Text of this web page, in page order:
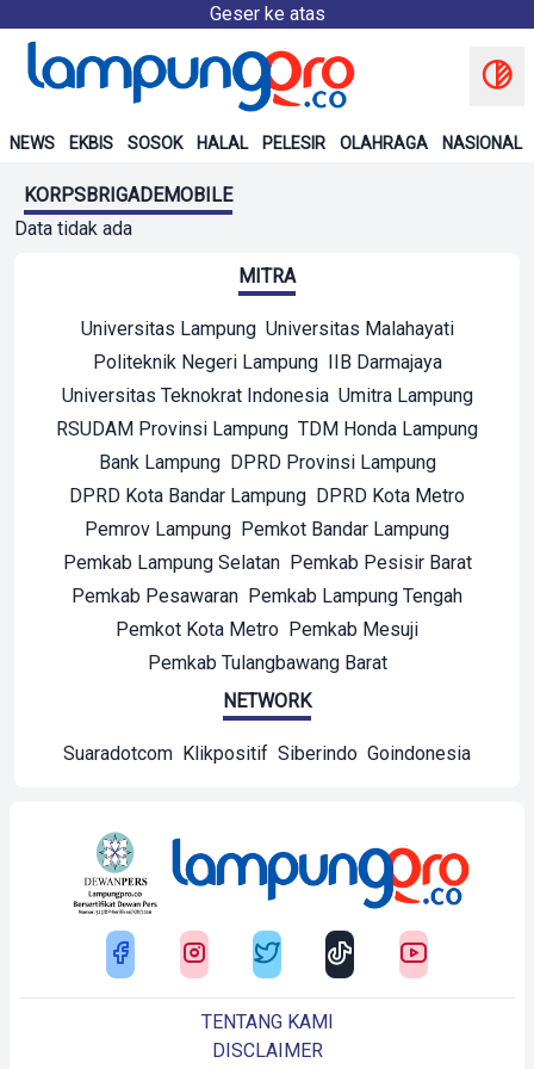
Geser ke atas
NEWS EKBIS SOSOK HALAL PELESIR OLAHRAGA NASIONAL
KORPSBRIGADEMOBILE
Data tidak ada
MITRA
Universitas Lampung Universitas Malahayati
Politeknik Negeri Lampung IIB Darmajaya
Universitas Teknokrat Indonesia Umitra Lampung
RSUDAM Provinsi Lampung TDM Honda Lampung
Bank Lampung DPRD Provinsi Lampung
DPRD Kota Bandar Lampung DPRD Kota Metro
Pemrov Lampung Pemkot Bandar Lampung
Pemkab Lampung Selatan Pemkab Pesisir Barat
Pemkab Pesawaran Pemkab Lampung Tengah
Pemkot Kota Metro Pemkab Mesuji
Pemkab Tulangbawang Barat
NETWORK
Suaradotcom Klikpositif Siberindo Goindonesia
TENTANG KAMI
DISCLAIMER